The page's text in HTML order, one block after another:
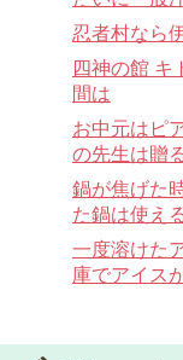
忍者村なら
四神の館
間は
お中元はピ
の先生は贈
鍋が焦げた
た鍋は使え
一度溶けた
庫でアイス